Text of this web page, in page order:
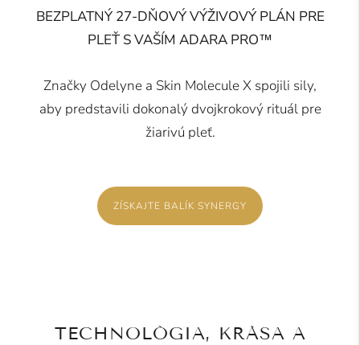
BEZPLATNÝ 27-DŇOVÝ VÝŽIVOVÝ PLÁN PRE
PLEŤ S VAŠÍM ADARA PRO™
Značky Odelyne a Skin Molecule X spojili sily,
aby predstavili dokonalý dvojkrokový rituál pre
žiarivú pleť.
ZÍSKAJTE BALÍK SYNERGY
TECHNOLÓGIA, KRÁSA A